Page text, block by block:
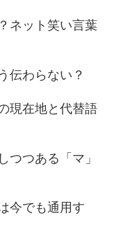
ネット笑い言葉
伝わらない？
現在地と代替語
つつある「マ」
今でも通用す